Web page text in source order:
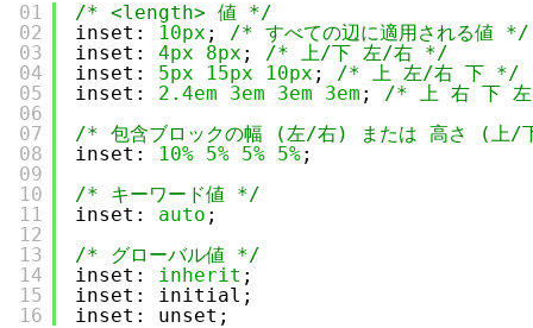
01
02
03
04
05
06
07
08
09
10
11
12
13
14
15
16
/* <length> 値 */
inset:
10px ; /* すべての辺に適用される値 */
inset: 4px 8px ; /* 上/下 左/右 */
inset: 5px 15px 10px ; /* 上 左/右 下 */
inset: 2.4em 3em 3em 3em ; /* 上 右 下
/* 包含ブロックの幅 (左/右) または 高さ (
inset:
10% 5% 5% 5%;
/* キーワード値 */
inset: auto ;
/* グローバル値 */
inset: inherit ;
inset: initial;
inset: unset;